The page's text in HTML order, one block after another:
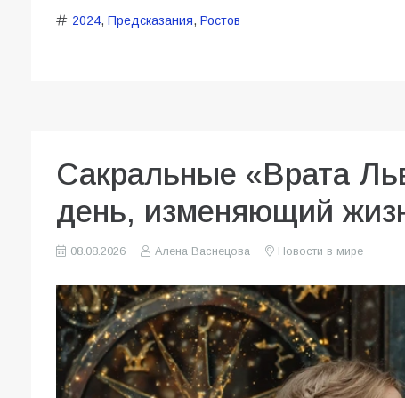
2024, Предсказания, Ростов
Сакральные «Врата
день, изменяющий
08.08.2026 Алена Васнецова Новости в мире